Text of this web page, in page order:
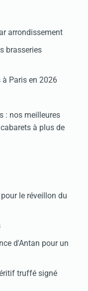
arrondissement
brasseries
Paris en 2026
: nos meilleures
à plus de
le réveillon du
d'Antan pour un
truffé signé